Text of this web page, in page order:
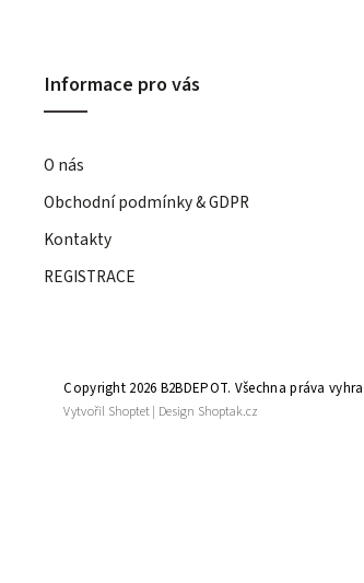
Informace pro vás
O nás
Obchodní podmínky & GDPR
Kontakty
REGISTRACE
Copyright 2026 B2BDEPOT. Všechna práva
Vytvořil Shoptet| Design Shoptak.cz